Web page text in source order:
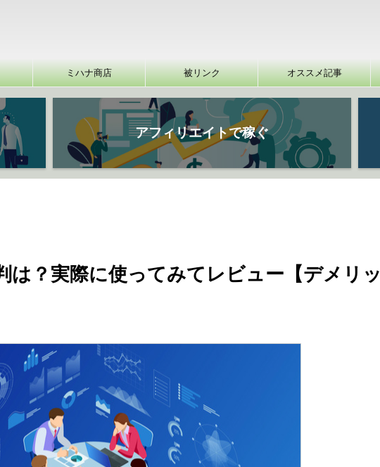
ミハナ商店 被リンク オススメ記事
アフィリエイトで稼ぐ
？実際に使ってみてレビュー【デメリッ